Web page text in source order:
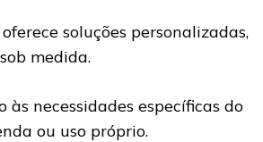
oferece soluções personalizadas,
medida.
necessidades específicas do
ou uso próprio.